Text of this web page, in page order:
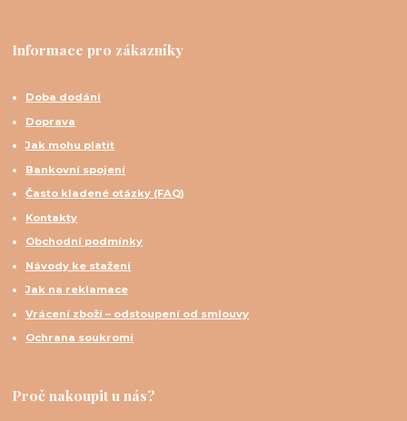
Informace pro zákazníky
Doba dodání
Doprava
Jak mohu platit
Bankovní spojení
Často kladené otázky (FAQ)
Kontakty
Obchodní podmínky
Návody ke stažení
Jak na reklamace
Vrácení zboží – odstoupení od smlouvy
Ochrana soukromí
Proč nakoupit u nás?